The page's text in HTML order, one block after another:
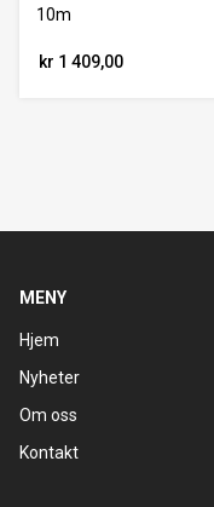
10m
kr 1 409,00
MENY
Hjem
Nyheter
Om oss
Kontakt